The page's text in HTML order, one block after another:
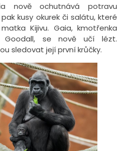
nově ochutnává potravu
kusy okurek či salátu, které
Kijivu. Gaia, kmotřenka
Goodall, se nově učí lézt.
sledovat její první krůčky.